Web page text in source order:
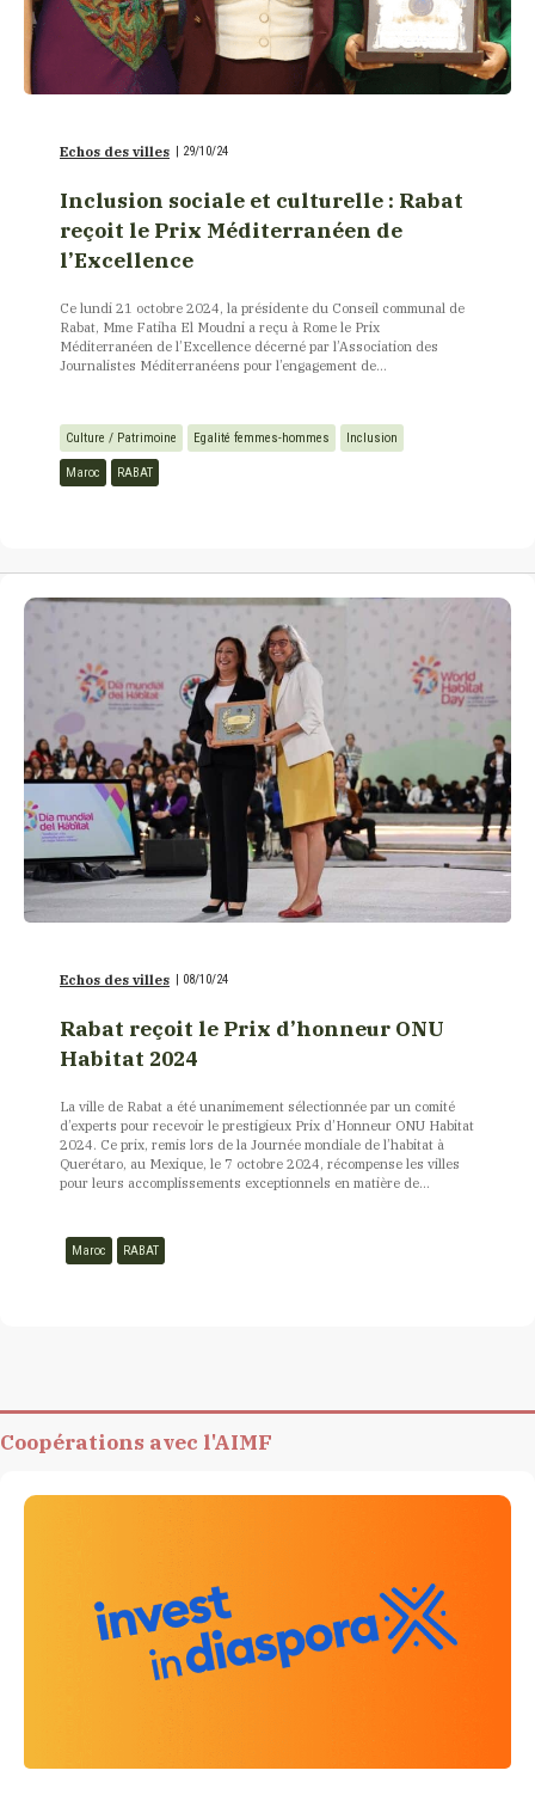
Echos des villes 29/10/24
Inclusion sociale et culturelle : Rabat
reçoit le Prix Méditerranéen de
l’Excellence
Ce lundi 21 octobre 2024, la présidente du Conseil communal de
Rabat, Mme Fatiha El Moudni a reçu à Rome le Prix
Méditerranéen de l’Excellence décerné par l’Association des
Journalistes Méditerranéens pour l’engagement de...
Culture / Patrimoine Egalité femmes-hommes Inclusion
Maroc RABAT
Echos des villes | 08/10/24
Rabat reçoit le Prix d’honneur ONU
Habitat 2024
La ville de Rabat a été unanimement sélectionnée par un comité
d’experts pour recevoir le prestigieux Prix d’Honneur ONU Habitat
2024. Ce prix, remis lors de la Journée mondiale de l’habitat à
Querétaro, au Mexique, le 7 octobre 2024, récompense les villes
pour leurs accomplissements exceptionnels en matière de...
Maroc RABAT
Coopérations avec l'AIMF